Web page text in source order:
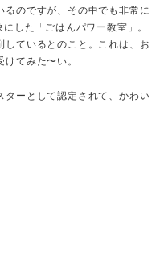
のですが、その中でも非常に
した「ごはんパワー教室」。
ているとのこと。これは、お
てみた〜い。
ターとして認定されて、かわい